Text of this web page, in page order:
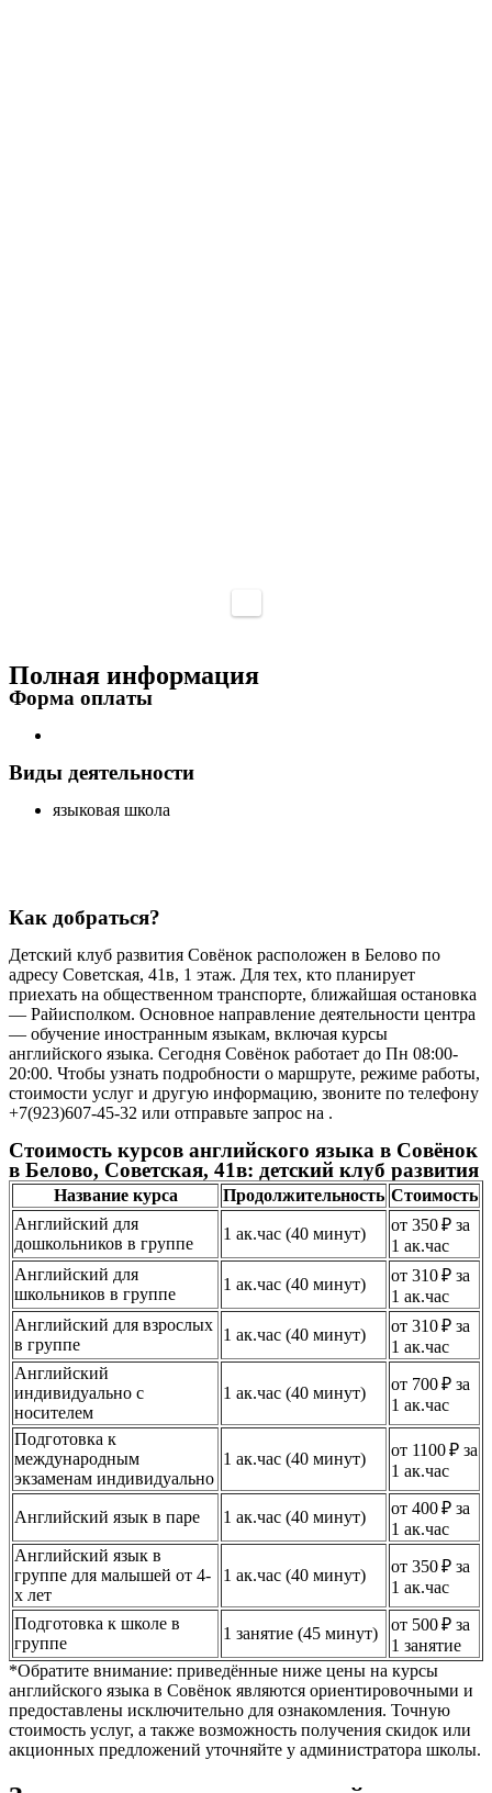
Полная информация
Форма оплаты
Виды деятельности
языковая школа
Как добраться?
Детский клуб развития Совёнок расположен в Белово по
адресу Советская, 41в, 1 этаж. Для тех, кто планирует
приехать на общественном транспорте, ближайшая остановка
— Райисполком. Основное направление деятельности центра
— обучение иностранным языкам, включая курсы
английского языка. Сегодня Совёнок работает до Пн 08:00-
20:00. Чтобы узнать подробности о маршруте, режиме работы,
стоимости услуг и другую информацию, звоните по телефону
+7(923)607-45-32 или отправьте запрос на .
Стоимость курсов английского языка в Совёнок
в Белово, Советская, 41в: детский клуб развития
Название курса Продолжительность Стоимость
Английский для
дошкольников в группе
1 ак.час (40 минут)
от 350 ₽ за
1 ак.час
Английский для
школьников в группе
1 ак.час (40 минут)
от 310 ₽ за
1 ак.час
Английский для взрослых
в группе
1 ак.час (40 минут)
от 310 ₽ за
1 ак.час
Английский
индивидуально с
носителем
1 ак.час (40 минут)
от 700 ₽ за
1 ак.час
Подготовка к
международным
экзаменам индивидуально
1 ак.час (40 минут)
от 1100 ₽ за
1 ак.час
Английский язык в паре 1 ак.час (40 минут)
от 400 ₽ за
1 ак.час
Английский язык в
группе для малышей от 4-
х лет
1 ак.час (40 минут)
от 350 ₽ за
1 ак.час
Подготовка к школе в
группе
1 занятие (45 минут)
от 500 ₽ за
1 занятие
*Обратите внимание: приведённые ниже цены на курсы
английского языка в Совёнок являются ориентировочными и
предоставлены исключительно для ознакомления. Точную
стоимость услуг, а также возможность получения скидок или
акционных предложений уточняйте у администратора школы.